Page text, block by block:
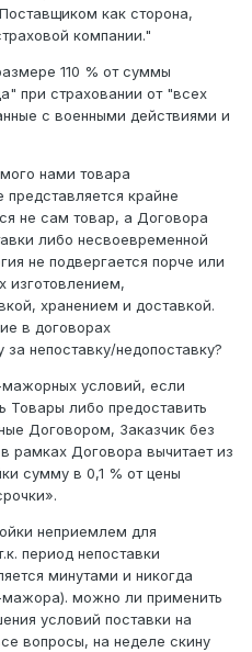
как сторона,
компании."
110 % от суммы
при страховании от "всех
с военными действиями и
нами товара
представляется крайне
не сам товар, а Договора
либо несвоевременной
не подвергается порче или
изготовлением,
хранением и доставкой.
в договорах
непоставку/недопоставку?
условий, если
Товары либо предоставить
Договором, Заказчик без
рамках Договора вычитает из
сумму в 0,1 % от цены
неприемлем для
период непоставки
минутами и никогда
можно ли применить
условий поставки на
вопросы, на неделе скину